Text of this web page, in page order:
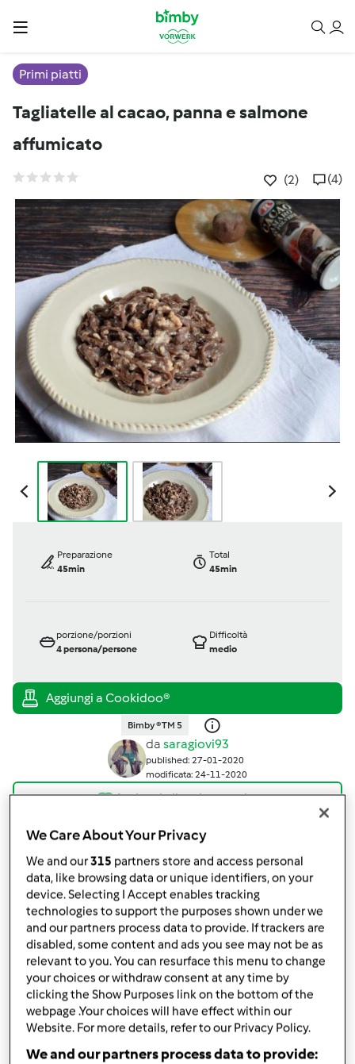
Primi piatti
Tagliatelle al cacao, panna e salmone
affumicato
(2) (4)
Preparazione
45min
Total
45min
porzione/porzioni
4persona/persone
Difficoltà
medio
Bimby ® TM 5
da saragiovi93
published: 27-01-2020
modificata: 24-11-2020
Aggiungi alle mie raccolte
condividi la ricetta
Crea variante
Ingredienti
Per le tagliatelle al cacao
280grammofarina
2uova
We Care About Your Privacy
We and our315 partners store and access personal
data, like browsing data or unique identifiers, on your
device. Selecting I Accept enables tracking
technologies to support the purposes shown under we
and our partners process data to provide. If trackers are
disabled, some content and ads you see may not be as
relevant to you. You can resurface this menu to change
your choices or withdraw consent at any time by
clicking the Show Purposes link on the bottom of the
webpage .Your choices will have effect within our
Website. For more details, refer to our Privacy Policy.
We and our partners process data to provide: